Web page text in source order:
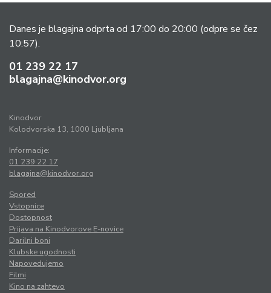
Danes je blagajna odprta od 17:00 do 20:00 (odpre se čez
10:57).
01 239 22 17
blagajna@kinodvor.org
Kinodvor
Kolodvorska 13, 1000 Ljubljana
Informacije:
01 239 22 17
blagajna@kinodvor.org
Spored
Vstopnice
Dostopnost
Prijava na Kinodvorove E-novice
Darilni boni
Klubske ugodnosti
Napovedujemo
Filmi
Kino na zahtevo